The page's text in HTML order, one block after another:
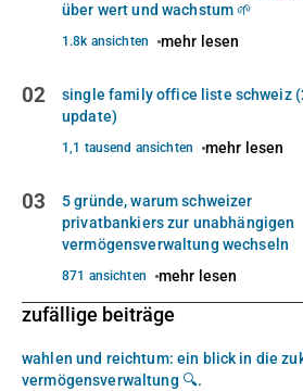
über wert und wachstum 🌱
1.8k ansichten mehr lesen
02
single family office liste schweiz
update)
1,1 tausend ansichten mehr lesen
03
5 gründe, warum schweizer
privatbankiers zur unabhängigen
vermögensverwaltung wechseln
871 ansichten mehr lesen
zufällige beiträge
wahlen und reichtum: ein blick in die
vermögensverwaltung 🔍.